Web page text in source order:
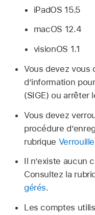
iPadOS 15.5
macOS 12.4
visionOS 1.1
Vous devez vous
d’information
(SIGE) ou arrêter
Vous devez
procédure
rubrique
Il n’existe aucun
Consultez la
gérés.
Les comptes